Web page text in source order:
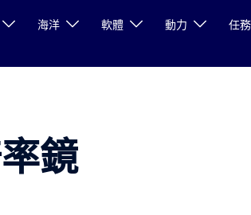
海洋 軟體 動力 任
鏡